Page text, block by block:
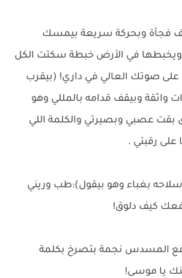
فجأة وبحركة سريعة بيمسك
ويخبطها في الأرض خبطة سكتت الكل
على صوتك العالي في داري! (بيقرب
واثقة وبيقف قدامه بالمللي وهو
بقت عصبي وبصيرتي والكلمة اللي
رقبتي .
بغباء وهو بيقول):طب وريني
كيف دلوق!
المسدس نجمة بتصرخ بكلمة
يا موسى!